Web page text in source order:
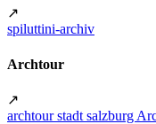
↗
spiluttini-archiv
Archtour
↗
archtour stadt salzburg